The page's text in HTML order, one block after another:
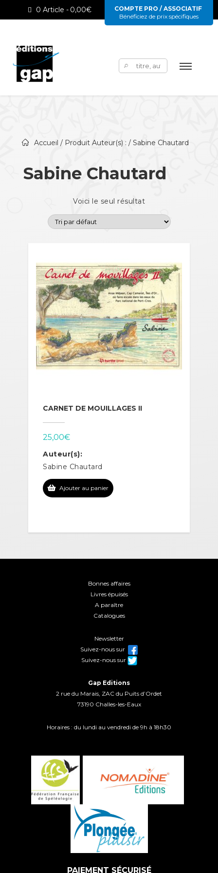
0 Article 0,00€
COMPTE PRO / ASSOCIATIF
Bénéficiez de prix spécifiques
Rechercher :
Accueil / Produit Auteur(s) : / Sabine Chautard
Sabine Chautard
Voici le seul résultat
CARNET DE MOUILLAGES II
25,00€
Auteur(s):
Sabine Chautard
Ajouter au panier
Bonnes affaires
Livres épuisés
A paraître
Catalogues
Newsletter
Suivez-nous sur
Suivez-nous sur
Gap Editions
2 rue du Marais, ZAC du Puits d’Ordet
73190 Challes-les-Eaux
Horaires : du lundi au vendredi de 9h à 18h30
PAIEMENT SÉCURISÉ